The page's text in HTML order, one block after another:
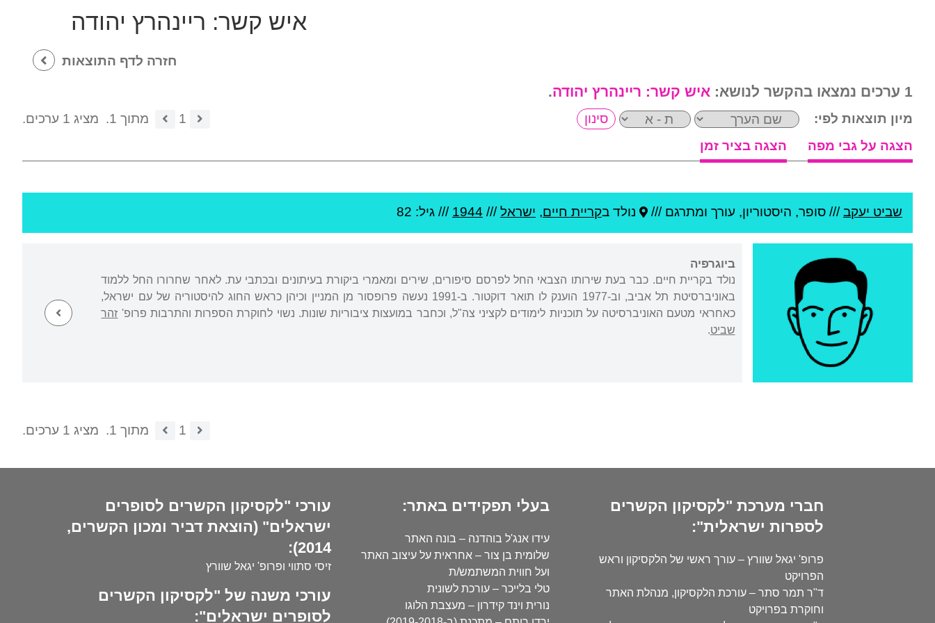
איש קשר: ריינהרץ יהודה
חזרה לדף התוצאות
1 ערכים נמצאו בהקשר לנושא: איש קשר: ריינהרץ יהודה.
מיון תוצאות לפי: 1 מתוך 1.
מציג 1 ערכים.
הצגה על גבי מפה
הצגה בציר זמן
שביט יעקב/// סופר, היסטוריון, עורך ומתרגם /// נולד בקריית חיים, ישראל///
1944 /// גיל: 82
ביוגרפיה
נולד בקריית חיים. כבר בעת שירותו הצבאי החל לפרסם סיפורים, שירים ומאמרי ביקורת בעיתונים ובכתבי עת. לאחר שחרורו החל ללמוד
באוניברסיטת תל אביב, וב-1977 הוענק לו תואר דוקטור. ב-1991 נעשה פרופסור מן המניין וכיהן כראש החוג להיסטוריה של עם ישראל,
כאחראי מטעם האוניברסיטה על תוכניות לימודים לקציני צה"ל, וכחבר במועצות ציבוריות שונות. נשוי לחוקרת הספרות והתרבות פרופ' זהר
שביט.
1 מתוך 1. מציג 1 ערכים.
חברי מערכת "לקסיקון הקשרים
לספרות ישראלית":
פרופ' יגאל שוורץ – עורך ראשי של הלקסיקון וראש
הפרויקט
ד"ר תמר סתר – עורכת הלקסיקון, מנהלת האתר
וחוקרת בפרויקט
בעלי תפקידים באתר:
עידו אנג'ל בוהדנה – בונה האתר
שלומית בן צור – אחראית על עיצוב האתר
ועל חווית המשתמש/ת
טלי בלייכר – עורכת לשונית
נורית וינד קידרון – מעצבת הלוגו
עורכי "לקסיקון הקשרים לסופרים
ישראלים" (הוצאת דביר ומכון הקשרים,
2014):
זיסי סתווי ופרופ' יגאל שוורץ
עורכי משנה של "לקסיקון הקשרים
לסופרים ישראלים":